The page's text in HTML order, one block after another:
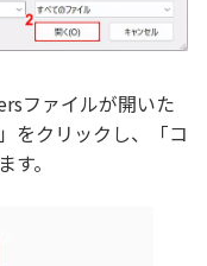
ファイルが開いた
をクリックし、「コ
。